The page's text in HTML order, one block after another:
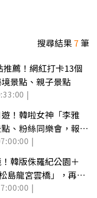
搜尋結果7筆
推薦！網紅打卡13個
景點、親子景點
|
！韓啦女神「李雅
、粉絲同樂會，報名
|
韓版侏羅紀公園＋
島龍宮雲橋」，再拍
|